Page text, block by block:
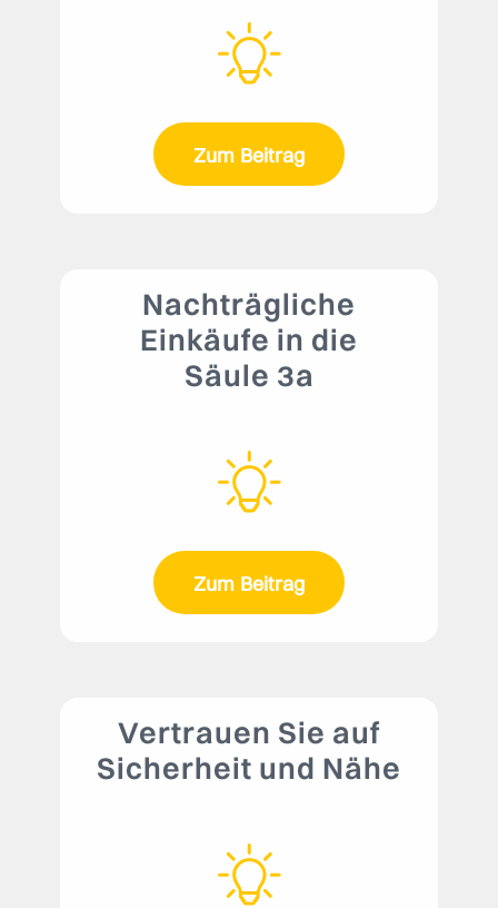
Zum Beitrag
Nachträgliche
Einkäufe in die
Säule 3a
Zum Beitrag
Vertrauen Sie auf
Sicherheit und Nähe